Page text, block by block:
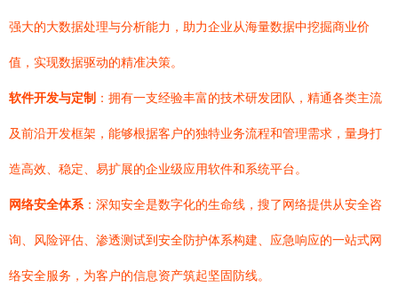
强大的大数据处理与分析能力，助力企业从海量数据中挖掘商业价
值，实现数据驱动的精准决策。
软件开发与定制 ：拥有一支经验丰富的技术研发团队，精通各类主流
及前沿开发框架，能够根据客户的独特业务流程和管理需求，量身打
造高效、稳定、易扩展的企业级应用软件和系统平台。
网络安全体系 ：深知安全是数字化的生命线，搜了网络提供从安全咨
询、风险评估、渗透测试到安全防护体系构建、应急响应的一站式网
络安全服务，为客户的信息资产筑起坚固防线。